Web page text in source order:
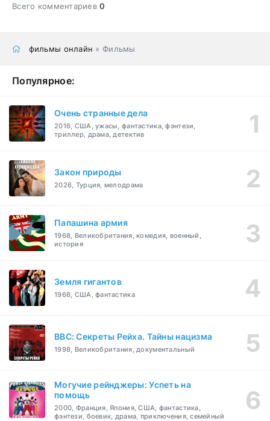
Всего комментариев0
фильмы онлайн » Фильмы
Популярное:
Очень странные дела
2016, США, ужасы, фантастика, фэнтези,
триллер, драма, детектив
Закон природы
2026, Турция, мелодрама
Папашина армия
1968, Великобритания, комедия, военный,
история
Земля гигантов
1968, США, фантастика
BBC: Секреты Рейха. Тайны нацизма
1998, Великобритания, документальный
Могучие рейнджеры: Успеть на
помощь
2000, Франция, Япония, США, фантастика,
фэнтези, боевик, драма, приключения, семейный